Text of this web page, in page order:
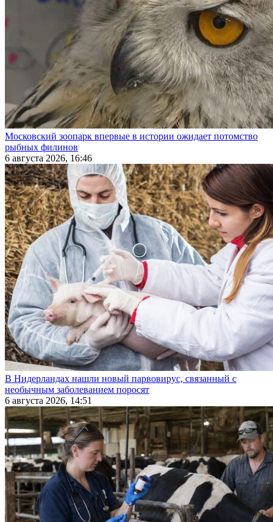
Московский зоопарк впервые в истории ожидает потомство
рыбных филинов
6 августа 2026, 16:46
В Нидерландах нашли новый парвовирус, связанный с
необычным заболеванием поросят
6 августа 2026, 14:51